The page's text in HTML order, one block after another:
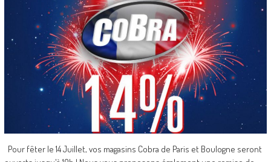
Pour fêter le 14 Juillet, vos magasins Cobra de Paris et Boulogne seront